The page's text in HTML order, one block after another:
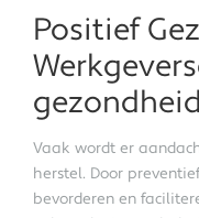
Positief
Vaak wordt er
herstel. Door
bevorderen en